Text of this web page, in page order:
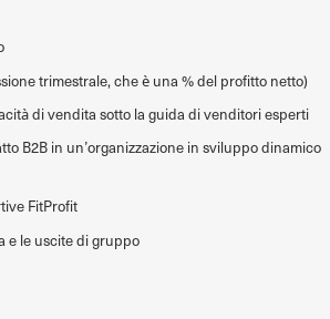
trimestrale, che è una % del profitto netto)
di vendita sotto la guida di venditori esperti
B2B in un’organizzazione in sviluppo dinamico
FitProfit
e le uscite di gruppo